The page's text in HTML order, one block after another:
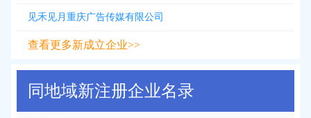
见禾见月重庆广告传媒有限公司
查看更多新成立企业>>
同地域新注册企业名录